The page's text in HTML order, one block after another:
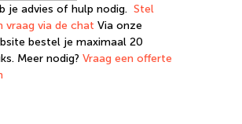
je advies of hulp nodig. Stel
vraag via de chat Via onze
bestel je maximaal 20
Meer nodig? Vraag een offerte